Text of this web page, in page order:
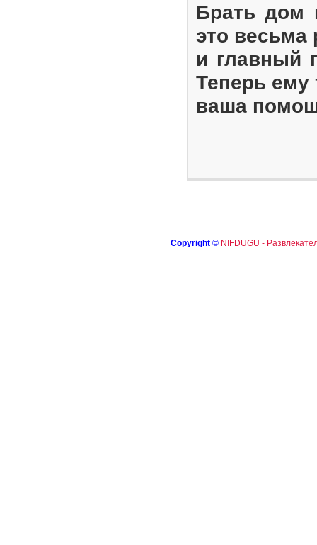
Брать дом
это весьма
и главный
Теперь ему
ваша
Copyright © NIFDUGU -